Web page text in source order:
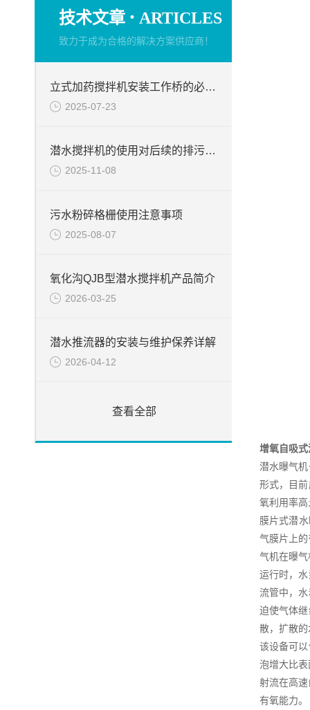
技术文章 · ARTICLES
致力于成为合格的解决方案供应商！
立式加药搅拌机安装工作桥的必要性
2025-07-23
潜水搅拌机的使用对后续的排污提高效果
2025-11-08
污水粉碎格栅使用注意事项
2025-08-07
氧化沟QJB型潜水搅拌机产品简介
2026-03-25
潜水推流器的安装与维护保养详解
2026-04-12
查看全部
增氧自吸
潜水曝气
形式，目
氧利用率
膜片式潜
气膜片上
气机在曝
运行时，
流管中，
迫使气体
散，扩散
该设备可
泡增大比
射流在高
有氧能力。